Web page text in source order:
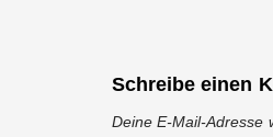
Schreibe einen
Deine E-Mail-Adresse